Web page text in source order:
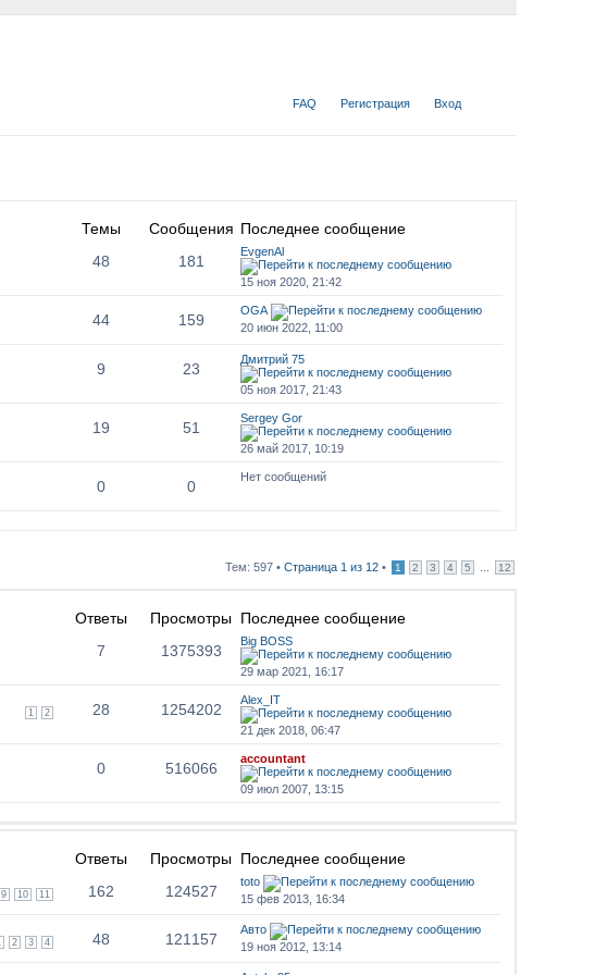
FAQ Регистрация Вход
Темы Сообщения Последнее сообщение
48 181
EvgenAl
15 ноя 2020, 21:42
44 159
OGA
20 июн 2022, 11:00
9 23
Дмитрий 75
05 ноя 2017, 21:43
19 51
Sergey Gor
26 май 2017, 10:19
0 0
Нет сообщений
Тем: 597 • Страница 1 из 12 • 1 2 3 4 5 12
Ответы Просмотры Последнее сообщение
7 1375393
Big BOSS
29 мар 2021, 16:17
1 2 28 1254202
Alex_IT
21 дек 2018, 06:47
0 516066
accountant
09 июл 2007, 13:15
Ответы Просмотры Последнее сообщение
9 10 11 162 124527
toto
15 фев 2013, 16:34
2 3 4 48 121157
Авто
19 ноя 2012, 13:14